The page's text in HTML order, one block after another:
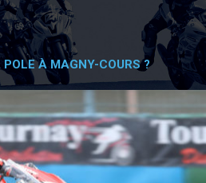
À MAGNY-COURS ?